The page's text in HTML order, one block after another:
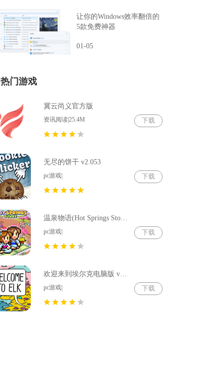
让你的Windows效率翻倍的
5款免费神器
01-05
热门游戏
冀云尚义官方版
资讯阅读|25.4M 下载
无尽的饼干 v2.053
pc游戏| 下载
温泉物语(Hot Springs Story) v2.79
pc游戏| 下载
欢迎来到埃尔克电脑版 v1.22.4
pc游戏| 下载